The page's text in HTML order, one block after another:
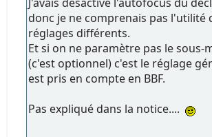
donc je ne comprenais pas l'utilité
réglages différents.
Et si on ne paramètre pas le sous-
(c'est optionnel) c'est le réglage
est pris en compte en BBF.
Pas expliqué dans la notice....